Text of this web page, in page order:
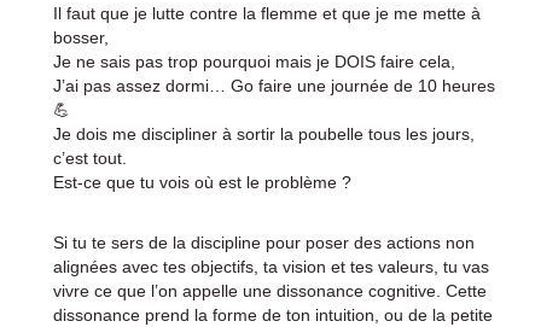
Il faut que je lutte contre la flemme et que je me mette à
bosser,
Je ne sais pas trop pourquoi mais je DOIS faire cela,
J’ai pas assez dormi… Go faire une journée de 10 heures
💪
Je dois me discipliner à sortir la poubelle tous les jours,
c’est tout.
Est-ce que tu vois où est le problème ?
Si tu te sers de la discipline pour poser des actions non
alignées avec tes objectifs, ta vision et tes valeurs, tu vas
vivre ce que l’on appelle une dissonance cognitive. Cette
dissonance prend la forme de ton intuition, ou de la petite